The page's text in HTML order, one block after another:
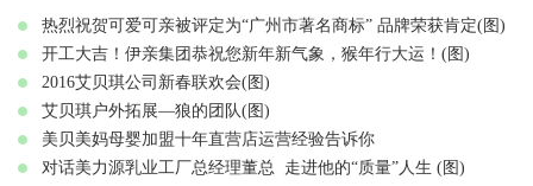
热烈祝贺可爱可亲被评定为“广州市著名商标” 品牌荣获肯定(图)
开工大吉！伊亲集团恭祝您新年新气象，猴年行大运！(图)
2016艾贝琪公司新春联欢会(图)
艾贝琪户外拓展—狼的团队(图)
美贝美妈母婴加盟十年直营店运营经验告诉你
对话美力源乳业工厂总经理董总 走进他的“质量”人生 (图)